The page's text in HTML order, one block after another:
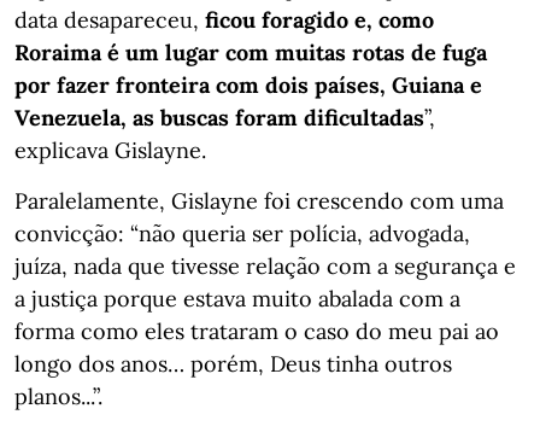
data desapareceu, ficou foragido e, como
Roraima é um lugar com muitas rotas de fuga
por fazer fronteira com dois países, Guiana e
Venezuela, as buscas foram dificultadas”,
explicava Gislayne.
Paralelamente, Gislayne foi crescendo com uma
convicção: “não queria ser polícia, advogada,
juíza, nada que tivesse relação com a segurança e
a justiça porque estava muito abalada com a
forma como eles trataram o caso do meu pai ao
longo dos anos… porém, Deus tinha outros
planos...”.